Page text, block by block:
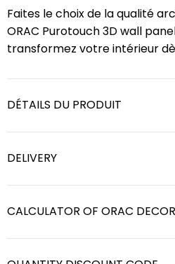
Faites le choix de la qualité
ORAC Purotouch 3D wall
transformez votre intérieur
DÉTAILS DU PRODUIT
DELIVERY
CALCULATOR OF ORAC